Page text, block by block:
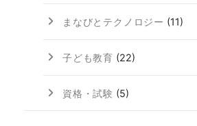
まなびとテクノロジー (11)
子ども教育 (22)
資格・試験 (5)